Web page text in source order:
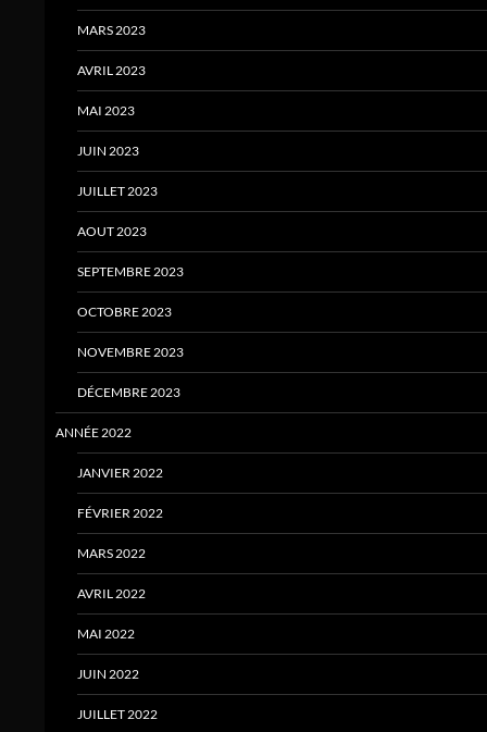
MARS 2023
AVRIL 2023
MAI 2023
JUIN 2023
JUILLET 2023
AOUT 2023
SEPTEMBRE 2023
OCTOBRE 2023
NOVEMBRE 2023
DÉCEMBRE 2023
ANNÉE 2022
JANVIER 2022
FÉVRIER 2022
MARS 2022
AVRIL 2022
MAI 2022
JUIN 2022
JUILLET 2022